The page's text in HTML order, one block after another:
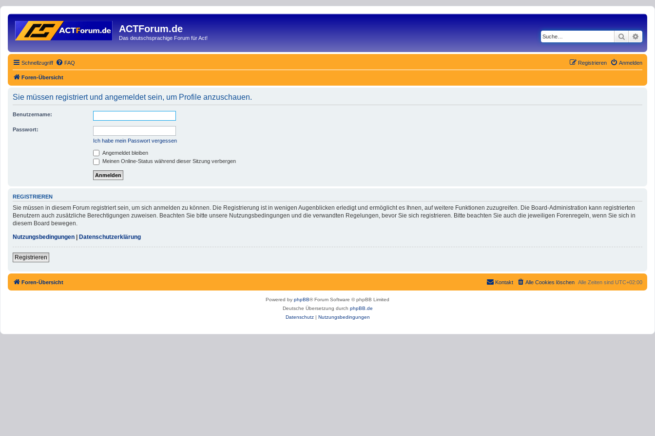
ACTForum.de
Das deutschsprachige Forum für Act! Suche
Schnellzugriff FAQ Anmelden
Registrieren
Foren-Übersicht
Sie müssen registriert und angemeldet sein, um Profile anzuschauen.
Benutzername:
Passwort:
Ich habe mein Passwort vergessen
Angemeldet bleiben
Meinen Online-Status während dieser Sitzung verbergen
REGISTRIEREN
Sie müssen in diesem Forum registriert sein, um sich anmelden zu können. Die Registrierung ist in wenigen Augenblicken erledigt und ermöglicht es Ihnen, auf weitere Funktionen zuzugreifen. Die Board-Administration kann registrierten
Benutzern auch zusätzliche Berechtigungen zuweisen. Beachten Sie bitte unsere Nutzungsbedingungen und die verwandten Regelungen, bevor Sie sich registrieren. Bitte beachten Sie auch die jeweiligen Forenregeln, wenn Sie sich in
diesem Board bewegen.
Nutzungsbedingungen
Datenschutzerklärung
Registrieren
Foren-Übersicht Alle Zeiten sind UTC+02:00
Alle Cookies löschen
Kontakt
Powered by phpBB® Forum Software © phpBB Limited
Deutsche Übersetzung durch phpBB.de
Datenschutz| Nutzungsbedingungen